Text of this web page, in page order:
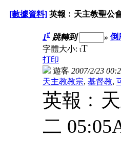
[數據資料] 英報﹕天主教聖公
1# 跳轉到 » 倒
字體大小: tT
打印
遊客 2007/2/23
天主教教宗, 基督教,
英報﹕
二